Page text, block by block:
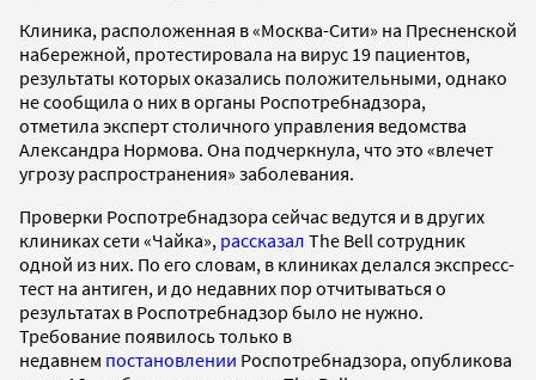
Клиника, расположенная в «Москва-Сити» на Пресненской
набережной, протестировала на вирус 19 пациентов,
результаты которых оказались положительными, однако
не сообщила о них в органы Роспотребнадзора,
отметила эксперт столичного управления ведомства
Александра Нормова. Она подчеркнула, что это «влечет
угрозу распространения» заболевания.
Проверки Роспотребнадзора сейчас ведутся и в других
клиниках сети «Чайка», рассказал The Bell сотрудник
одной из них. По его словам, в клиниках делался экспресс-
тест на антиген, и до недавних пор отчитываться о
результатах в Роспотребнадзор было не нужно.
Требование появилось только в
недавнем постановлении Роспотребнадзора, опубликова